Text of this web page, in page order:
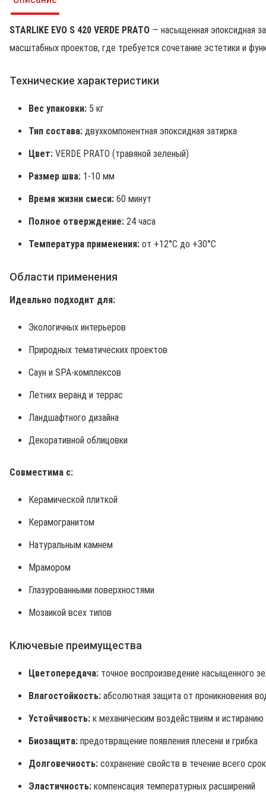
STARLIKE EVO S 420 VERDE PRATO — насыщенная эпоксидная
масштабных проектов, где требуется сочетание эстетики и
Технические характеристики
Вес упаковки: 5 кг
Тип состава: двухкомпонентная эпоксидная затирка
Цвет: VERDE PRATO (травяной зеленый)
Размер шва: 1-10 мм
Время жизни смеси: 60 минут
Полное отверждение: 24 часа
Температура применения: от +12°C до +30°C
Области применения
Идеально подходит для:
Экологичных интерьеров
Природных тематических проектов
Саун и SPA-комплексов
Летних веранд и террас
Ландшафтного дизайна
Декоративной облицовки
Совместима с:
Керамической плиткой
Керамогранитом
Натуральным камнем
Мрамором
Глазурованными поверхностями
Мозаикой всех типов
Ключевые преимущества
Цветопередача: точное воспроизведение насыщенного
Влагостойкость: абсолютная защита от проникновения
Устойчивость: к механическим воздействиям и истиранию
Биозащита: предотвращение появления плесени и грибка
Долговечность: сохранение свойств в течение всего
Эластичность: компенсация температурных расширений